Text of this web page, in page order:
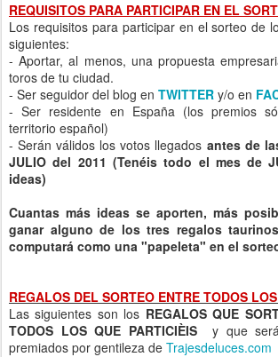
REQUISITOS PARA PARTICIPAR EN EL
Los requisitos para participar en el sorteo de
siguientes:
- Aportar, al menos, una propuesta
toros de tu ciudad.
- Ser seguidor del blog en TWITTER y/o en
- Ser residente en España (los premios
territorio español)
- Serán válidos los votos llegados antes de
JULIO del 2011 (Tenéis todo el mes de
ideas)
Cuantas más ideas se aporten, más
ganar alguno de los tres regalos
computará como una "papeleta" en el
REGALOS DEL SORTEO ENTRE TODOS
Las siguientes son los REGALOS QUE
TODOS LOS QUE PARTICIÈISy que
premiados por gentileza de Trajesdeluces.com